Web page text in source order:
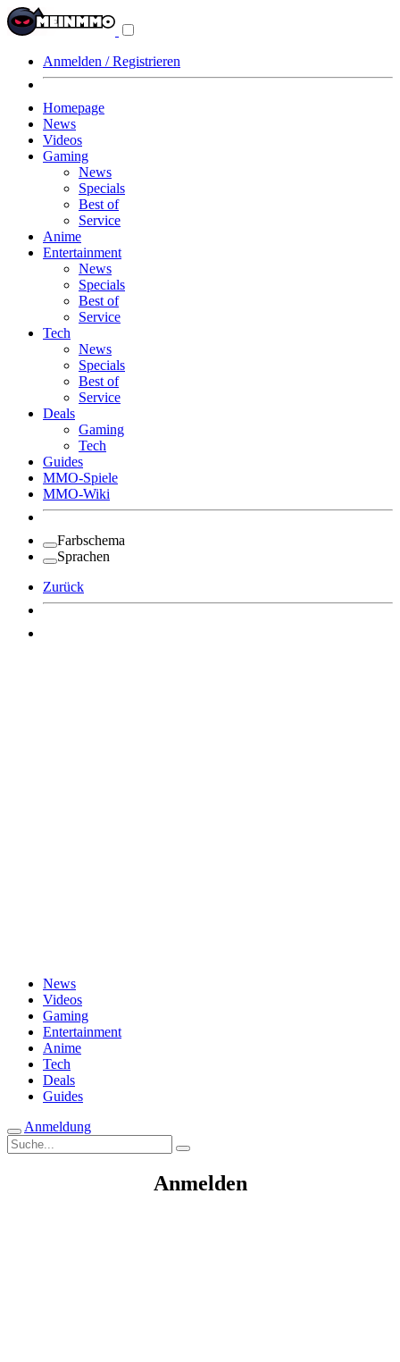
Anmelden / Registrieren
Homepage
News
Videos
Gaming
News
Specials
Best of
Service
Anime
Entertainment
News
Specials
Best of
Service
Tech
News
Specials
Best of
Service
Deals
Gaming
Tech
Guides
MMO-Spiele
MMO-Wiki
Farbschema
Sprachen
Zurück
News
Videos
Gaming
Entertainment
Anime
Tech
Deals
Guides
Anmeldung
Suche
nach:
Anmelden